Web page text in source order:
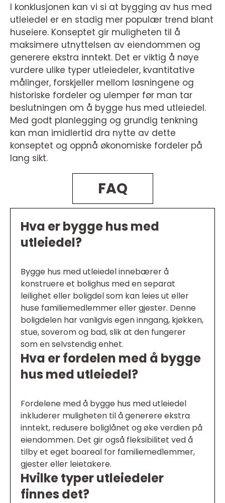
I konklusjonen kan vi si at bygging av hus med
utleiedel er en stadig mer populær trend blant
huseiere. Konseptet gir muligheten til å
maksimere utnyttelsen av eiendommen og
generere ekstra inntekt. Det er viktig å nøye
vurdere ulike typer utleiedeler, kvantitative
målinger, forskjeller mellom løsningene og
historiske fordeler og ulemper før man tar
beslutningen om å bygge hus med utleiedel.
Med godt planlegging og grundig tenkning
kan man imidlertid dra nytte av dette
konseptet og oppnå økonomiske fordeler på
lang sikt.
FAQ
Hva er bygge hus med
utleiedel?
Bygge hus med utleiedel innebærer å
konstruere et bolighus med en separat
leilighet eller boligdel som kan leies ut eller
huse familiemedlemmer eller gjester. Denne
boligdelen har vanligvis egen inngang, kjøkken,
stue, soverom og bad, slik at den fungerer
som en selvstendig enhet.
Hva er fordelen med å bygge
hus med utleiedel?
Fordelene med å bygge hus med utleiedel
inkluderer muligheten til å generere ekstra
inntekt, redusere boliglånet og øke verdien på
eiendommen. Det gir også fleksibilitet ved å
tilby et eget boareal for familiemedlemmer,
gjester eller leietakere.
Hvilke typer utleiedeler
finnes det?